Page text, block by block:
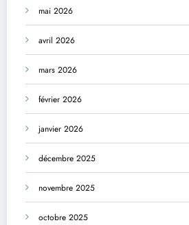
mai 2026
avril 2026
mars 2026
février 2026
janvier 2026
décembre 2025
novembre 2025
octobre 2025